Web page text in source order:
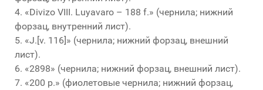
4. «Divizo VIII. Luyavaro – 188 f.» (чернила; нижний
форзац, внутренний лист).
5. «J.[v. 116]» (чернила; нижний форзац, внешний
лист).
6. «2898» (чернила; нижний форзац, внешний лист).
7. «200 р.» (фиолетовые чернила; нижний форзац,